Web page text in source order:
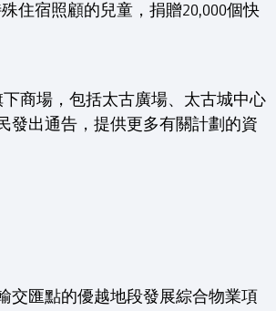
住宿照顧的兒童，捐贈20,000個快
商場，包括太古廣場、太古城中心
發出通告，提供更多有關計劃的資
交匯點的優越地段發展綜合物業項